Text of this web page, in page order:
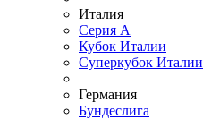
Италия
Серия А
Кубок Италии
Суперкубок Италии
Германия
Бундеслига